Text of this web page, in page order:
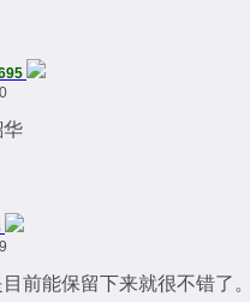
华
前能保留下来就很不错了。